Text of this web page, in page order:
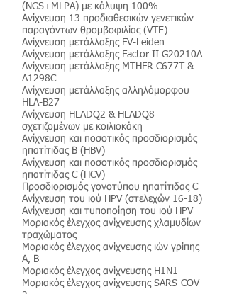
(NGS+MLPA) με κάλυψη 100%
Ανίχνευση 13 προδιαθεσικών γενετικών
παραγόντων θρομβοφιλίας (VTE)
Ανίχνευση μετάλλαξης FV-Leiden
Ανίχνευση μετάλλαξης Factor II G20210A
Aνίχνευση μετάλλαξης MTHFR C677T &
A1298C
Aνίχνευση μετάλλαξης αλληλόμορφου
HLA-B27
Ανίχνευση HLADQ2 & HLADQ8
σχετιζομένων με κοιλιοκάκη
Ανίχνευση και ποσοτικός προσδιορισμός
ηπατίτιδας Β (HBV)
Ανίχνευση και ποσοτικός προσδιορισμός
ηπατίτιδας C (HCV)
Προσδιορισμός γονοτύπου ηπατίτιδας C
Ανίχνευση του ιού HPV (στελεχών 16-18)
Ανίχνευση και τυποποίηση του ιού HPV
Mοριακός έλεγχος ανίχνευσης χλαμυδίων
τραχώματος
Mοριακός έλεγχος ανίχνευσης ιών γρίπης
Α, Β
Mοριακός έλεγχος ανίχνευσης H1N1
Mοριακός έλεγχος ανίχνευσης SARS-COV-